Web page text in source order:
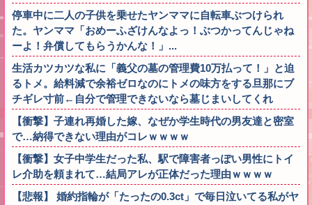
停車中に二人の子供を乗せたヤンママに自転車ぶつけられ
た。ヤンママ「おめーふざけんなよっ！ぶつかってんじゃね
ーよ！弁償してもらうかんな！」...
生活カツカツな私に「義父の墓の管理費10万払って！」と迫
るトメ。給料減で余裕ゼロなのにトメの味方をする旦那にブ
チギレ寸前←自分で管理できないなら墓じまいしてくれ
【衝撃】子連れ再婚した嫁、なぜか学生時代の男友達と密室
で…納得できない理由がコレｗｗｗｗ
【衝撃】女子中学生だった私、駅で障害者っぽい男性にトイ
レ介助を頼まれて…結局アレが正体だった理由ｗｗｗｗ
【悲報】 婚約指輪が「たったの0.3ct」で毎日泣いてる私がヤ